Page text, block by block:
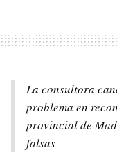
La consultora
problema en
provincial de
falsas